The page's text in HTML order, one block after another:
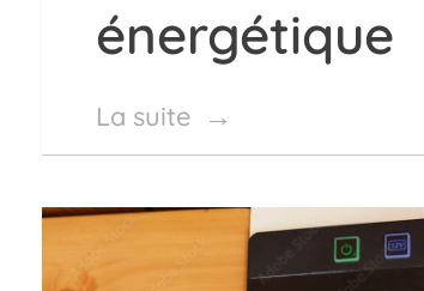
énergétique
La suite